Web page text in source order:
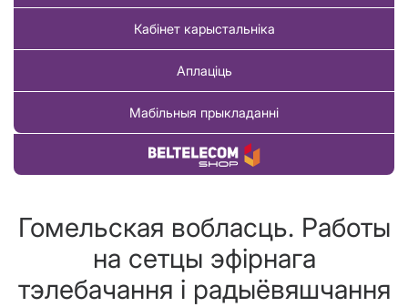
Кабінет карыстальніка
Аплаціць
Мабільныя прыкладанні
Купіць тавар
Гомельская вобласць. Работы
на сетцы эфірнага
тэлебачання і радыёвяшчання